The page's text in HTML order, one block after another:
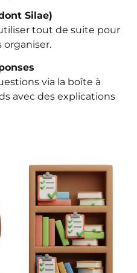
Silae)
tout de suite pour
via la boîte à
avec des explications